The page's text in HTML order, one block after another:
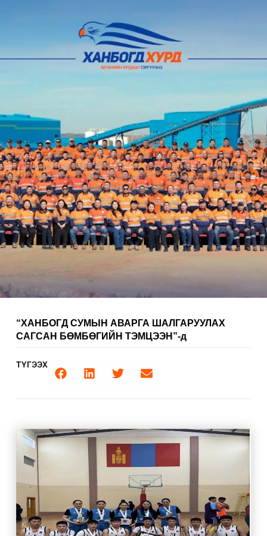
“ХАНБОГД СУМЫН АВАРГА ШАЛГАРУУЛАХ
САГСАН БӨМБӨГИЙН ТЭМЦЭЭН”-д
ТҮГЭЭХ